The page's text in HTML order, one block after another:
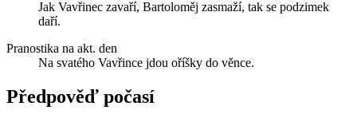
Jak Vavřinec zavaří, Bartoloměj zasmaží, tak se podzimek
daří.
Pranostika na akt. den
Na svatého Vavřince jdou oříšky do věnce.
Předpověď počasí